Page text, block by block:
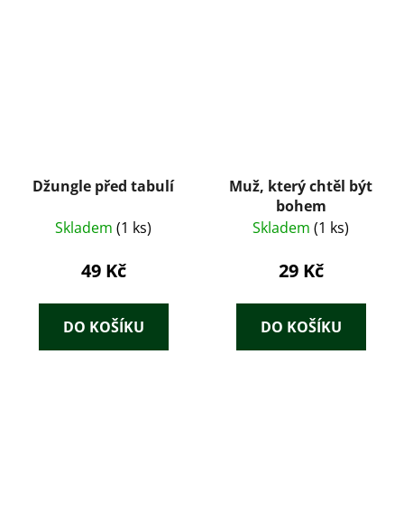
Džungle před tabulí
Skladem (1 ks)
49 Kč
DO KOŠÍKU
Muž, který chtěl být
bohem
Skladem (1 ks)
29 Kč
DO KOŠÍKU